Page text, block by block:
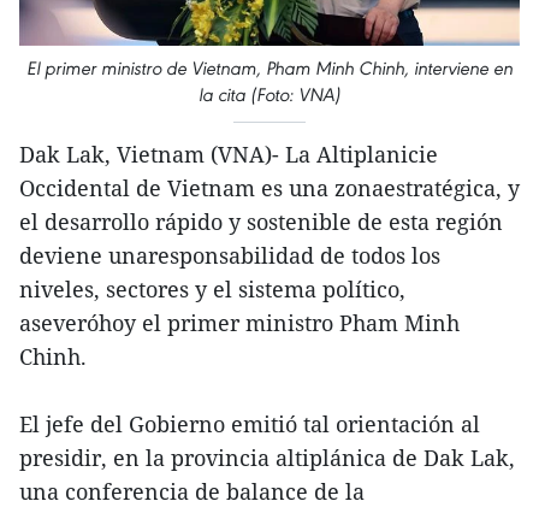
El primer ministro de Vietnam, Pham Minh Chinh, interviene en
la cita (Foto: VNA)
Dak Lak, Vietnam (VNA)- La Altiplanicie
Occidental de Vietnam es una zonaestratégica, y
el desarrollo rápido y sostenible de esta región
deviene unaresponsabilidad de todos los
niveles, sectores y el sistema político,
aseveróhoy el primer ministro Pham Minh
Chinh.
El jefe del Gobierno emitió tal orientación al
presidir, en la provincia altiplánica de Dak Lak,
una conferencia de balance de la